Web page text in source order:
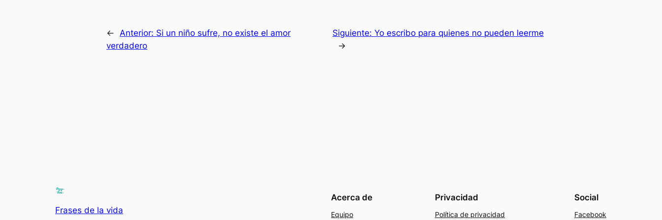
← Anterior: Si un niño sufre, no existe el amor
verdadero
Siguiente: Yo escribo para quienes no pueden leerme
→
Frases de la vida
Acerca de
Equipo
Privacidad
Política de privacidad
Social
Facebook